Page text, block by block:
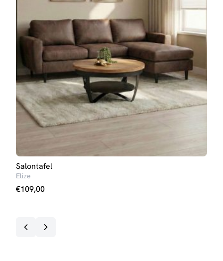
Salontafel
Elize
€109,00